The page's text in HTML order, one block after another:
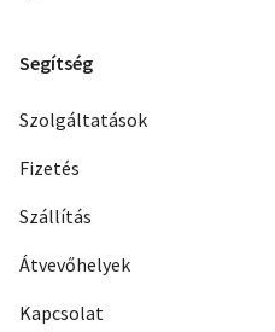
Segítség
Szolgáltatások
Fizetés
Szállítás
Átvevőhelyek
Kapcsolat